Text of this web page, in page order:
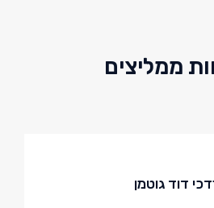
ממליצים
דוד גוטמן